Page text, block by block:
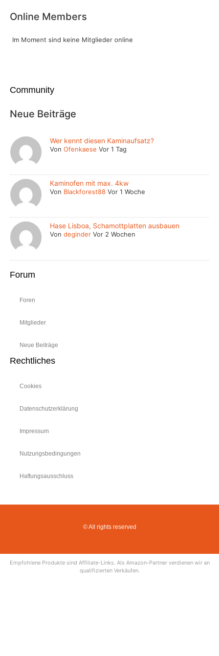
Online Members
Im Moment sind keine Mitglieder online
Community
Neue Beiträge
Wer kennt diesen Kaminaufsatz?
VonOfenkaese Vor 1 Tag
Kaminofen mit max. 4kw
Von Blackforest88 Vor 1 Woche
Hase Lisboa, Schamottplatten ausbauen
Vondeginder Vor 2 Wochen
Forum
Foren
Mitglieder
Neue Beiträge
Rechtliches
Cookies
Datenschutzerklärung
Impressum
Nutzungsbedingungen
Haftungsausschluss
© All rights reserved
Empfohlene Produkte sind Affiliate-Links. Als Amazon-Partner verdienen wir an
qualifizierten Verkäufen.